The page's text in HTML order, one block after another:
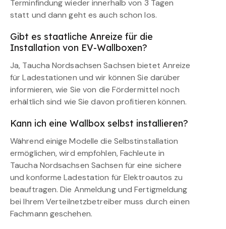
Terminfindung wieder innerhalb von 3 Tagen
statt und dann geht es auch schon los.
Gibt es staatliche Anreize für die
Installation von EV-Wallboxen?
Ja, Taucha Nordsachsen Sachsen bietet Anreize
für Ladestationen und wir können Sie darüber
informieren, wie Sie von die Fördermittel noch
erhältlich sind wie Sie davon profitieren können.
Kann ich eine Wallbox selbst installieren?
Während einige Modelle die Selbstinstallation
ermöglichen, wird empfohlen, Fachleute in
Taucha Nordsachsen Sachsen für eine sichere
und konforme Ladestation für Elektroautos zu
beauftragen. Die Anmeldung und Fertigmeldung
bei Ihrem Verteilnetzbetreiber muss durch einen
Fachmann geschehen.